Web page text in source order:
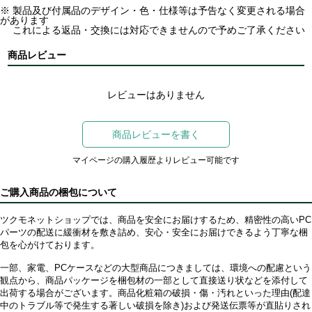
※ 製品及び付属品のデザイン・色・仕様等は予告なく変更される場合
があります
これによる返品・交換には対応できませんので予めご了承ください
商品レビュー
レビューはありません
商品レビューを書く
マイページの購入履歴よりレビュー可能です
ご購入商品の梱包について
ツクモネットショップでは、商品を安全にお届けするため、精密性の高いPC
パーツの配送に緩衝材を敷き詰め、安心・安全にお届けできるよう丁寧な梱
包を心がけております。
一部、家電、PCケースなどの大型商品につきましては、環境への配慮という
観点から、商品パッケージを梱包材の一部として直接送り状などを添付して
出荷する場合がございます。商品化粧箱の破損・傷・汚れといった理由(配達
中のトラブル等で発生する著しい破損を除き)および発送伝票等が直貼りされ